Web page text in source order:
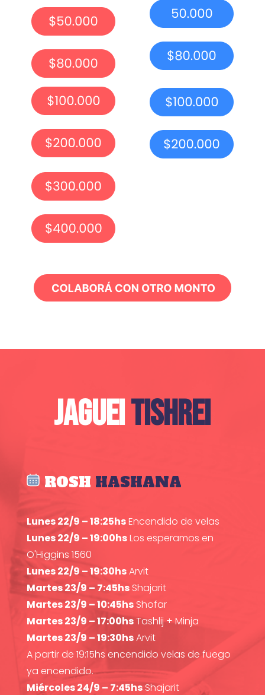
JAGUEITISHREI
ROSH HASHANA
Lunes 22/9 – 18:25hsEncendido de velas
Lunes 22/9 – 19:00hsLos esperamos en
O'Higgins 1560
Lunes 22/9 – 19:30hsArvit
Martes 23/9 – 7:45hsShajarit
Martes 23/9 – 10:45hsShofar
Martes 23/9 – 17:00hsTashlij + Minja
Martes 23/9 – 19:30hsArvit
A partir de 19:15hs encendido velas de fuego
ya encendido.
Miércoles 24/9 – 7:45hsShajarit